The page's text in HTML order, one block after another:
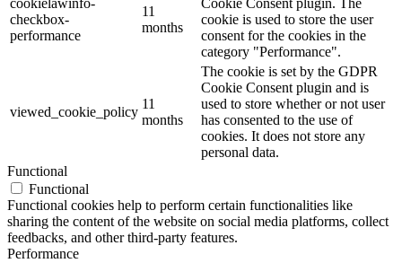
cookielawinfo-
checkbox-
performance
11
months
Cookie Consent plugin. The
cookie is used to store the user
consent for the cookies in the
category "Performance".
viewed_cookie_policy
11
months
The cookie is set by the GDPR
Cookie Consent plugin and is
used to store whether or not user
has consented to the use of
cookies. It does not store any
personal data.
Functional
Functional
Functional cookies help to perform certain functionalities like
sharing the content of the website on social media platforms, collect
feedbacks, and other third-party features.
Performance